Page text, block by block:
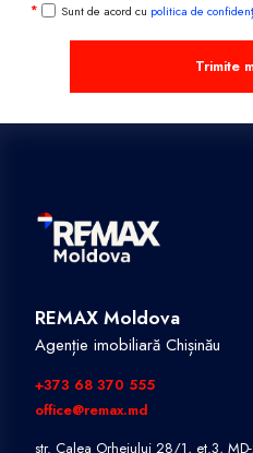
Sunt de acord cu politica de
Trimite
REMAX Moldova
Agenție imobiliară Chișinău
+373 68 370 555
office@remax.md
str. Calea Orheiului 28/1, et.3,